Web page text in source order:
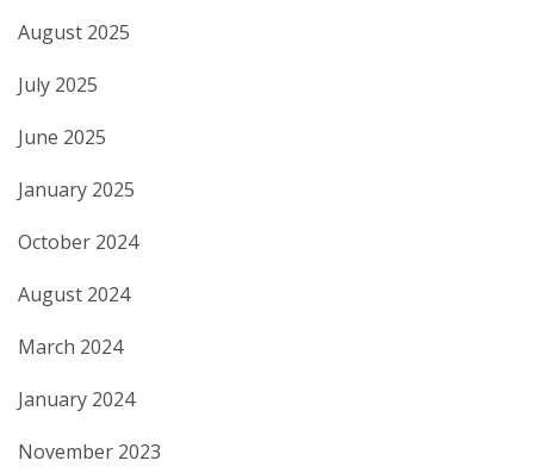
August 2025
July 2025
June 2025
January 2025
October 2024
August 2024
March 2024
January 2024
November 2023